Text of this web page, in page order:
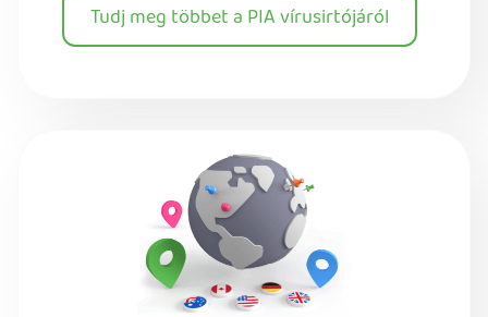
Tudj meg többet a PIA vírusirtójáról